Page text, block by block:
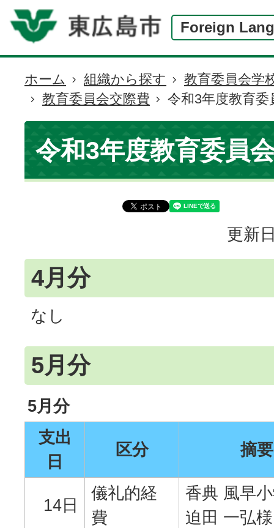
Foreign
現
在
の
置
ホーム 組織から探す
教育委員会学
教育委員会交際費
令和3年度教育委
令和3年度教育委員
更新
4月分
なし
5月分
5月分
支出
日
区分 摘要
14日
儀礼的経
費
香典 風早
迫田 一弘様